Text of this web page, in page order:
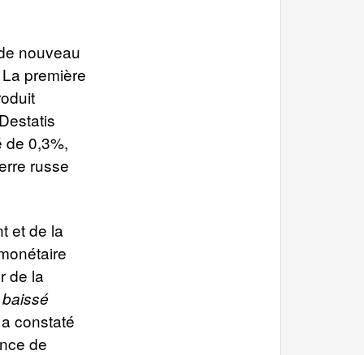
nouveau
première
de 0,3%,
russe
et de la
de la
constaté
de